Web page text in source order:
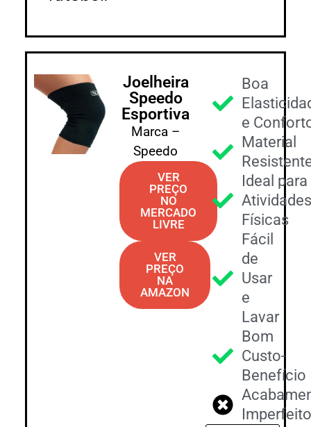
Joelheira
Speedo
Esportiva
Marca –
Speedo
VER
PREÇO
NO
MERCADO
LIVRE
VER
PREÇO
NA
AMAZON
Boa
e
Material
Ideal para
Físicas
Fácil
de
Usar
e
Lavar
Bom
Custo-
Benefício